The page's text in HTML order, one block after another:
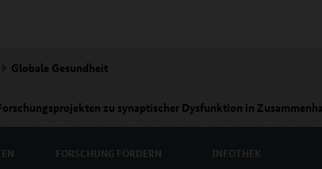
Globale Gesundheit
zu synaptischer Dysfunktion in
FORSCHUNG FÖRDERN INFOTHEK